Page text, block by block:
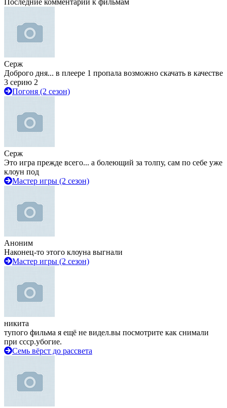
Последние комментарии к фильмам
Серж
Доброго дня... в плеере 1 пропала возможно скачать в качестве
3 серию 2
Погоня (2 сезон)
Серж
Это игра прежде всего... а болеющий за толпу, сам по себе уже
клоун под
Мастер игры (2 сезон)
Аноним
Наконец-то этого клоуна выгнали
Мастер игры (2 сезон)
никита
тупого фильма я ещё не видел.вы посмотрите как снимали
при ссср.убогие.
Семь вёрст до рассвета